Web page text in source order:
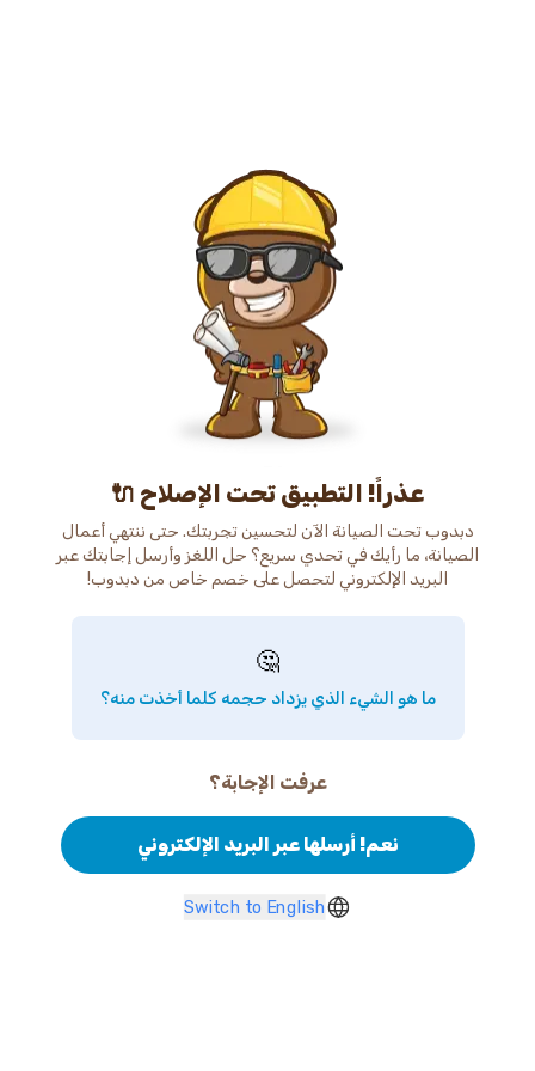
عذراً! التطبيق تحت الإصلاح 🔌
دبدوب تحت الصيانة الآن لتحسين تجربتك. حتى ننتهي أعمال
الصيانة، ما رأيك في تحدي سريع؟ حل اللغز وأرسل إجابتك عبر
البريد الإلكتروني لتحصل على خصم خاص من دبدوب!
🤔
ما هو الشيء الذي يزداد حجمه كلما أخذت منه؟
عرفت الإجابة؟
نعم! أرسلها عبر البريد الإلكتروني
Switch to English